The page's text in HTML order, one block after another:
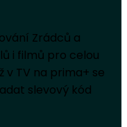
Zrádců a
i filmů pro celou
v TV na prima+ se
slevový kód